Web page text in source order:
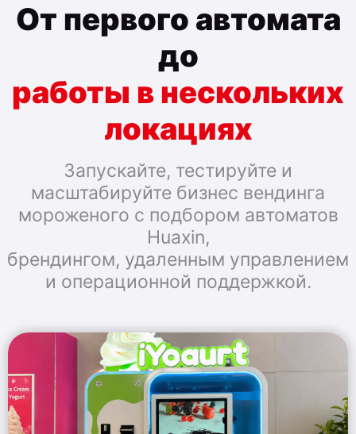
От первого автомата
до
работы в нескольких
локациях
Запускайте, тестируйте и
масштабируйте бизнес вендинга
мороженого с подбором автоматов
Huaxin,
брендингом, удаленным управлением
и операционной поддержкой.